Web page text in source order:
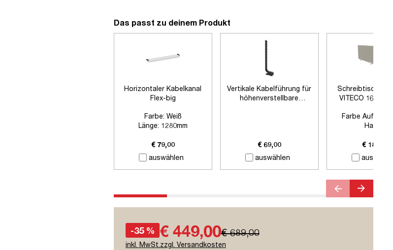
Das passt zu deinem Produkt
auswählen
Horizontaler Kabelkanal
Flex-big
Farbe: Weiß
Länge: 1280mm
€ 79,00
auswählen
Vertikale Kabelführung für
höhenverstellbare
€ 69,00
VITECO 160cm
Farbe
Harbor
Länge:
€ 189,00
-35 % € 449,00€ 689,00
inkl. MwSt.zzgl. Versandkosten